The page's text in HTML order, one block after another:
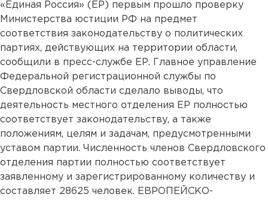
«Единая Россия» (ЕР) первым прошло проверку
Министерства юстиции РФ на предмет
соответствия законодательству о политических
партиях, действующих на территории области,
сообщили в пресс-службе ЕР. Главное управление
Федеральной регистрационной службы по
Свердловской области сделало выводы, что
деятельность местного отделения ЕР полностью
соответствует законодательству, а также
положениям, целям и задачам, предусмотренными
уставом партии. Численность членов Свердловского
отделения партии полностью соответствует
заявленному и зарегистрированному количеству и
составляет 28625 человек. ЕВРОПЕЙСКО-